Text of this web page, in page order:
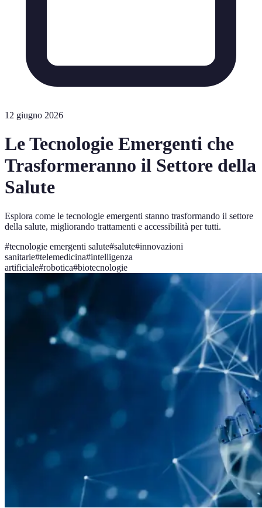
12 giugno 2026
Le Tecnologie Emergenti che
Trasformeranno il Settore della
Salute
Esplora come le tecnologie emergenti stanno trasformando il settore
della salute, migliorando trattamenti e accessibilità per tutti.
#tecnologie emergenti salute#salute#innovazioni
sanitarie#telemedicina#intelligenza
artificiale#robotica#biotecnologie